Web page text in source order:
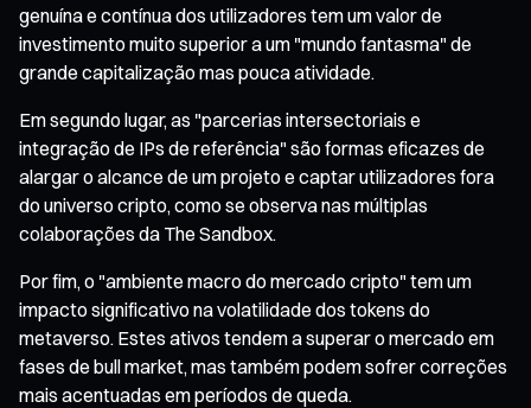
genuína e contínua dos utilizadores tem um valor de
investimento muito superior a um "mundo fantasma" de
grande capitalização mas pouca atividade.
Em segundo lugar, as "parcerias intersectoriais e
integração de IPs de referência" são formas eficazes de
alargar o alcance de um projeto e captar utilizadores fora
do universo cripto, como se observa nas múltiplas
colaborações da The Sandbox.
Por fim, o "ambiente macro do mercado cripto" tem um
impacto significativo na volatilidade dos tokens do
metaverso. Estes ativos tendem a superar o mercado em
fases de bull market, mas também podem sofrer correções
mais acentuadas em períodos de queda.